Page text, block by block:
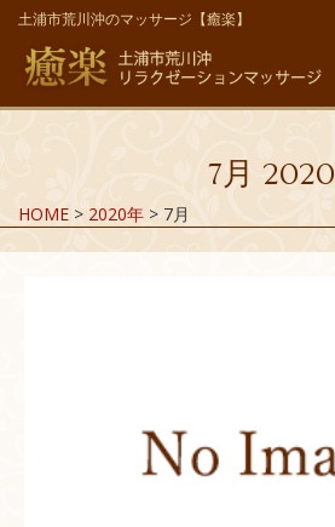
土浦市荒川沖のマッサージ【癒楽】
7月 2020
HOME > 2020年 > 7月